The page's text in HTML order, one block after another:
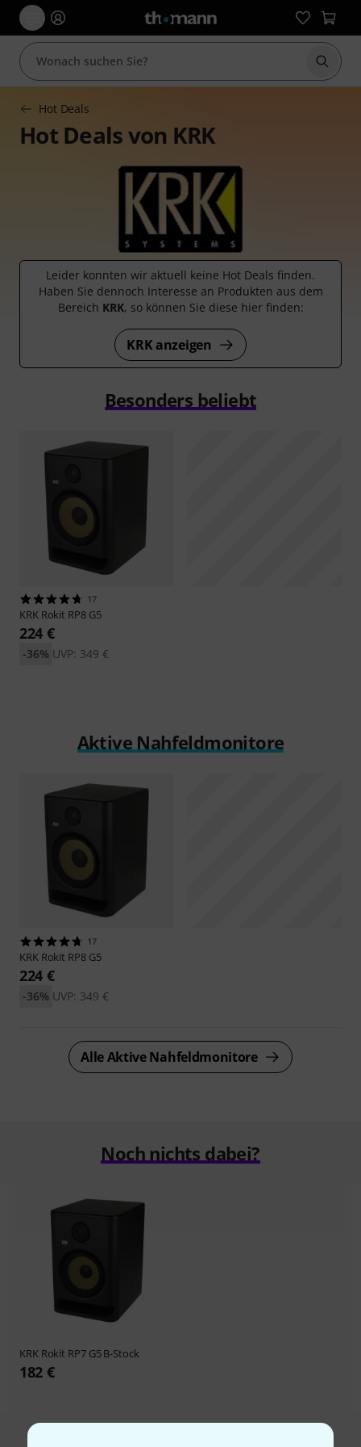
Suche
Hot Deals
Hot Deals von KRK
Leider konnten wir aktuell keine Hot Deals finden.
Haben Sie dennoch Interesse an Produkten aus dem
Bereich KRK, so können Sie diese hier finden:
KRK anzeigen
Besonders beliebt
17
KRK Rokit RP8 G5
224 €
UVP: 349 €
-36%
Aktive Nahfeldmonitore
17
KRK Rokit RP8 G5
224 €
UVP: 349 €
-36%
Alle Aktive Nahfeldmonitore
Noch nichts dabei?
KRK Rokit RP7 G5 B-Stock
182 €